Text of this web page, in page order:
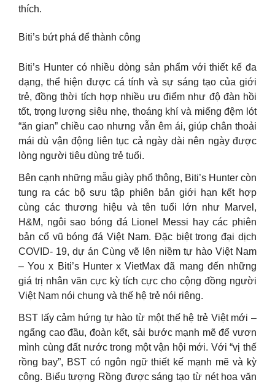
thích.
Biti’s bứt phá để thành công
Biti’s Hunter có nhiều dòng sản phẩm với thiết kế đa
dạng, thể hiện được cá tính và sự sáng tạo của giới
trẻ, đồng thời tích hợp nhiều ưu điểm như độ đàn hồi
tốt, trọng lượng siêu nhẹ, thoáng khí và miếng đệm lót
“ăn gian” chiều cao nhưng vẫn êm ái, giúp chân thoải
mái dù vận động liên tục cả ngày dài nên ngày được
lòng người tiêu dùng trẻ tuổi.
Bên cạnh những mẫu giày phổ thông, Biti’s Hunter còn
tung ra các bộ sưu tập phiên bản giới hạn kết hợp
cùng các thương hiệu và tên tuổi lớn như Marvel,
H&M, ngôi sao bóng đá Lionel Messi hay các phiên
bản cổ vũ bóng đá Việt Nam. Đặc biệt trong đại dịch
COVID- 19, dự án Cùng vẽ lên niềm tự hào Việt Nam
– You x Biti’s Hunter x VietMax đã mang đến những
giá trị nhân văn cực kỳ tích cực cho cộng đồng người
Việt Nam nói chung và thế hệ trẻ nói riêng.
BST lấy cảm hứng tự hào từ một thế hệ trẻ Việt mới –
ngẩng cao đầu, đoàn kết, sải bước mạnh mẽ để vươn
mình cùng đất nước trong một vận hội mới. Với “vị thế
rồng bay”, BST có ngôn ngữ thiết kế mạnh mẽ và kỳ
công. Biểu tượng Rồng được sáng tạo từ nét hoa văn